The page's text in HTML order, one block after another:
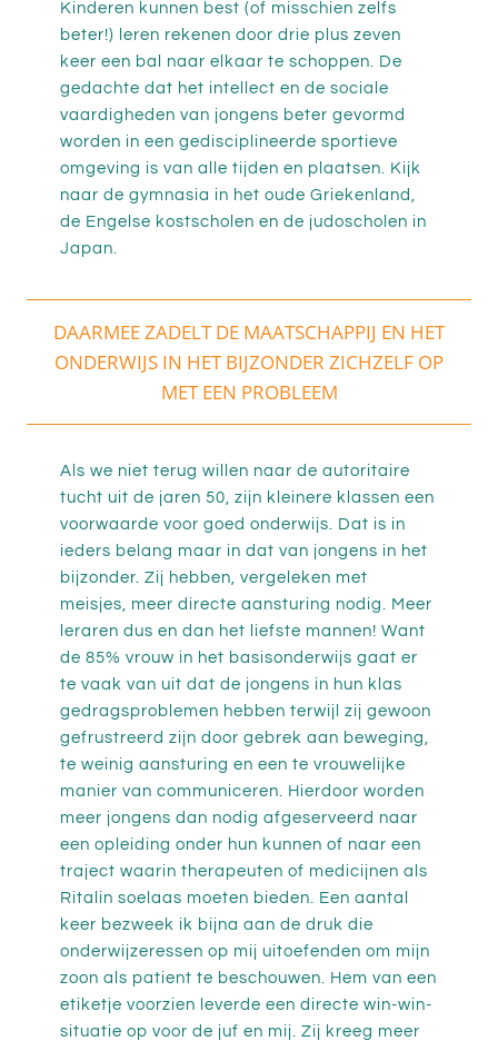
Kinderen kunnen best (of misschien zelfs
beter!) leren rekenen door drie plus zeven
keer een bal naar elkaar te schoppen. De
gedachte dat het intellect en de sociale
vaardigheden van jongens beter gevormd
worden in een gedisciplineerde sportieve
omgeving is van alle tijden en plaatsen. Kijk
naar de gymnasia in het oude Griekenland,
de Engelse kostscholen en de judoscholen in
Japan.
DAARMEE ZADELT DE MAATSCHAPPIJ EN HET
ONDERWIJS IN HET BIJZONDER ZICHZELF OP
MET EEN PROBLEEM
Als we niet terug willen naar de autoritaire
tucht uit de jaren 50, zijn kleinere klassen een
voorwaarde voor goed onderwijs. Dat is in
ieders belang maar in dat van jongens in het
bijzonder. Zij hebben, vergeleken met
meisjes, meer directe aansturing nodig. Meer
leraren dus en dan het liefste mannen! Want
de 85% vrouw in het basisonderwijs gaat er
te vaak van uit dat de jongens in hun klas
gedragsproblemen hebben terwijl zij gewoon
gefrustreerd zijn door gebrek aan beweging,
te weinig aansturing en een te vrouwelijke
manier van communiceren. Hierdoor worden
meer jongens dan nodig afgeserveerd naar
een opleiding onder hun kunnen of naar een
traject waarin therapeuten of medicijnen als
Ritalin soelaas moeten bieden. Een aantal
keer bezweek ik bijna aan de druk die
onderwijzeressen op mij uitoefenden om mijn
zoon als patient te beschouwen. Hem van een
etiketje voorzien leverde een directe win-win-
situatie op voor de juf en mij. Zij kreeg meer